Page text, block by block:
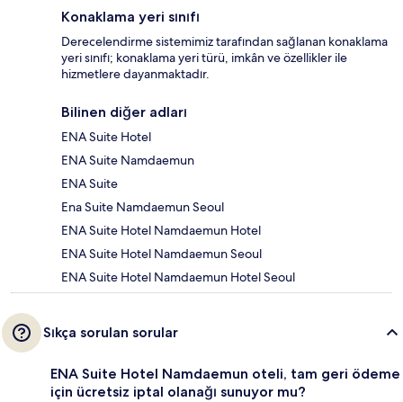
Konaklama yeri sınıfı
Derecelendirme sistemimiz tarafından sağlanan konaklama
yeri sınıfı; konaklama yeri türü, imkân ve özellikler ile
hizmetlere dayanmaktadır.
Bilinen diğer adları
ENA Suite Hotel
ENA Suite Namdaemun
ENA Suite
Ena Suite Namdaemun Seoul
ENA Suite Hotel Namdaemun Hotel
ENA Suite Hotel Namdaemun Seoul
ENA Suite Hotel Namdaemun Hotel Seoul
Sıkça sorulan sorular
ENA Suite Hotel Namdaemun oteli, tam geri ödeme
için ücretsiz iptal olanağı sunuyor mu?